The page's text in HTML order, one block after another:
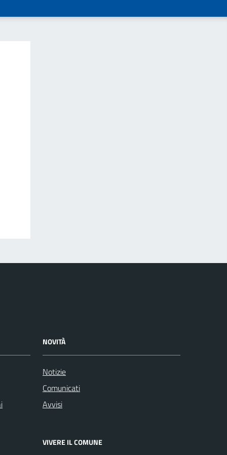
NOVITÀ
Notizie
Comunicati
Avvisi
VIVERE IL COMUNE